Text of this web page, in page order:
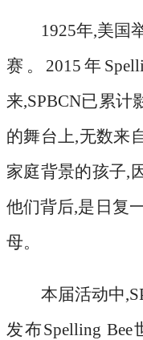
1925年,美国
赛。2015年
来,SPBCN已累计
的舞台上,无数来
家庭背景的孩子,
他们背后,是日复
母。
本届活动中
发布Spelling